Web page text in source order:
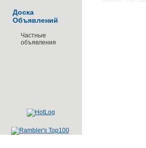
Доска
Объявлений
Частные
объявления